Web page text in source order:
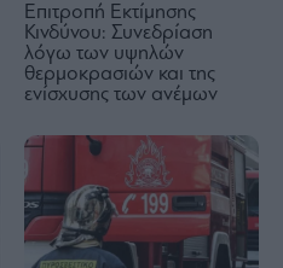
Επιτροπή Εκτίμησης
Κινδύνου: Συνεδρίαση
λόγω των υψηλών
θερμοκρασιών και της
ενίσχυσης των ανέμων